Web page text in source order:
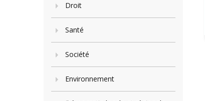
Droit
Santé
Société
Environnement